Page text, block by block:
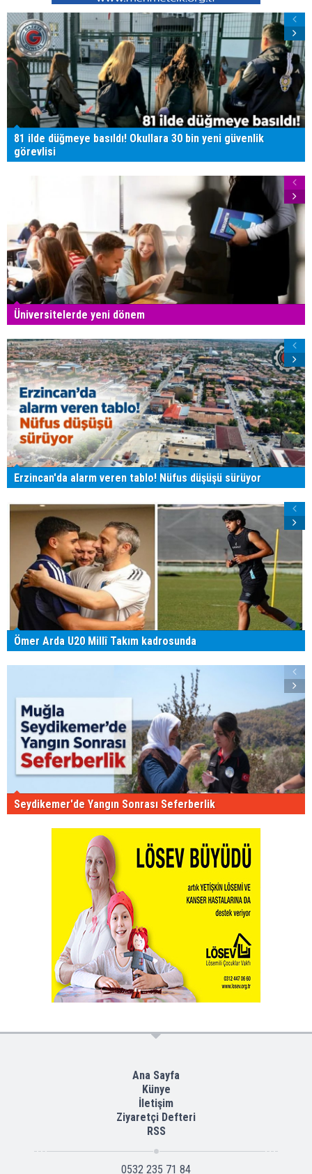
81 ilde düğmeye basıldı! Okullara 30 bin yeni güvenlik
görevlisi
Üniversitelerde yeni dönem
Erzincan'da alarm veren tablo! Nüfus düşüşü sürüyor
Ömer Arda U20 Millî Takım kadrosunda
Seydikemer'de Yangın Sonrası Seferberlik
Ana Sayfa
Künye
İletişim
Ziyaretçi Defteri
RSS
0532 235 71 84